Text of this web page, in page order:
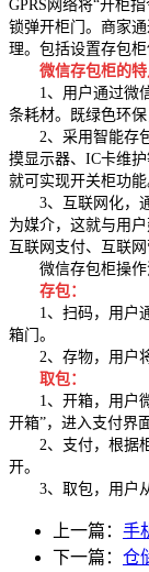
GPRS网络将“开柜
锁弹开柜门。商家
理。包括设置存包
微信存包柜的特
1、用户通过微信
条耗材。既绿色环
2、采用智能存包
摸显示器、IC卡维
就可实现开关柜功能
3、互联网化，通
为媒介，这就与用
互联网支付、互联网
微信存包柜操作
存包：
1、扫码，用户通
箱门。
2、存物，用户将
取包：
1、开箱，用户微
开箱”，进入支付界面
2、支付，根据柜
开。
3、取包，用户从
上一篇： 手
下一篇： 仓